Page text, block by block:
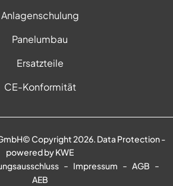
Anlagenschulung
Panelumbau
Ersatzteile
CE-Konformität
Copyright 2026. Data Protection -
powered byKWE
- Impressum - AGB -
AEB